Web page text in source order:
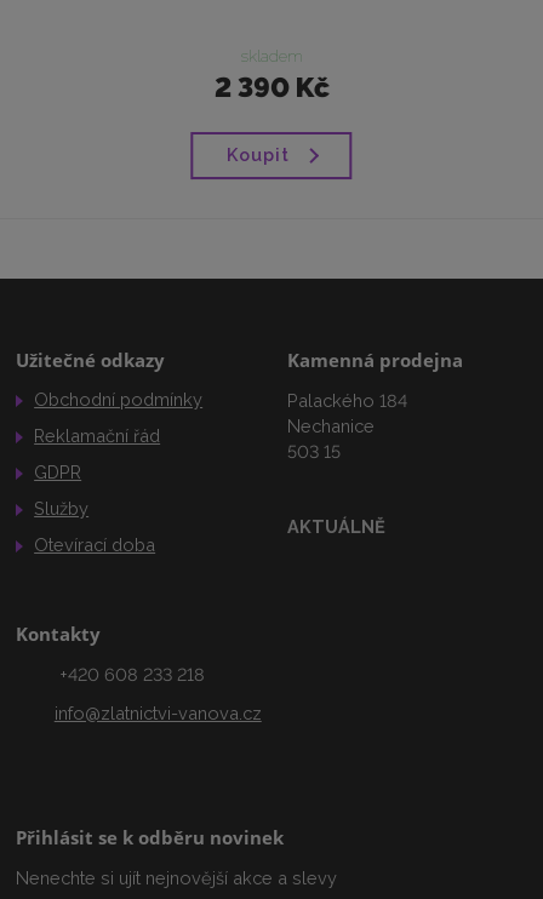
skladem
2 390 Kč
Koupit
Užitečné odkazy
Obchodní podmínky
Reklamační řád
GDPR
Služby
Otevírací doba
Kamenná prodejna
Palackého 184
Nechanice
503 15
AKTUÁLNĚ
Kontakty
+420 608 233 218
info@zlatnictvi-vanova.cz
Přihlásit se k odběru novinek
Nenechte si ujít nejnovější akce a slevy